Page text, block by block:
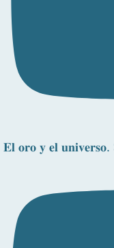
𝐄𝐥 𝐨𝐫𝐨 𝐲 𝐞𝐥